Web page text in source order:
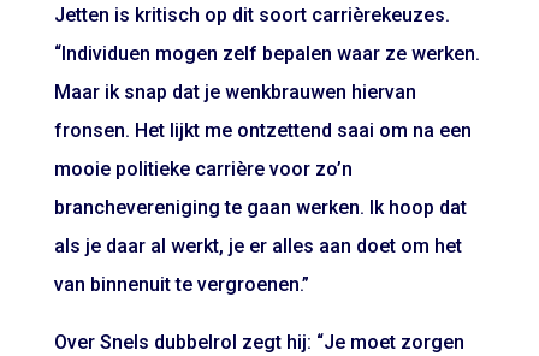
Jetten is kritisch op dit soort carrièrekeuzes.
“Individuen mogen zelf bepalen waar ze werken.
Maar ik snap dat je wenkbrauwen hiervan
fronsen. Het lijkt me ontzettend saai om na een
mooie politieke carrière voor zo’n
branchevereniging te gaan werken. Ik hoop dat
als je daar al werkt, je er alles aan doet om het
van binnenuit te vergroenen.”
Over Snels dubbelrol zegt hij: “Je moet zorgen